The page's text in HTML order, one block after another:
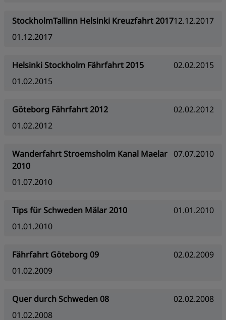
StockholmTallinn Helsinki Kreuzfahrt 201712.12.2017
01.12.2017
Helsinki Stockholm Fährfahrt 2015
02.02.2015
01.02.2015
Göteborg Fährfahrt 2012
02.02.2012
01.02.2012
Wanderfahrt Stroemsholm Kanal Maelar
2010
07.07.2010
01.07.2010
Tips für Schweden Mälar 2010
01.01.2010
01.01.2010
Fährfahrt Göteborg 09
02.02.2009
01.02.2009
Quer durch Schweden 08
02.02.2008
01.02.2008